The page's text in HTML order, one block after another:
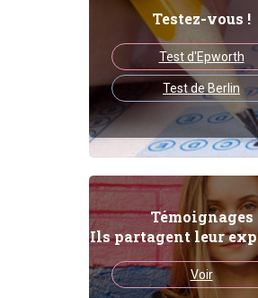
Testez-vous !
Test d'Epworth
Test de Berlin
Témoignages
Ils partagent leur
Voir